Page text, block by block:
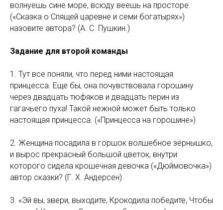
волнуешь сине море, всюду веешь на просторе.
(«Сказка о Спящей царевне и семи богатырях»)
назовите автора? (А. С. Пушкин.)
Задание для второй команды
1. Тут все поняли, что перед ними настоящая
принцесса. Еще бы, она почувствовала горошину
через двадцать тюфяков и двадцать перин из
гагачьего пуха! Такой нежной может быть только
настоящая принцесса. («Принцесса на горошине»)
2. Женщина посадила в горшок волшебное зёрнышко,
и вырос прекрасный большой цветок, внутри
которого сидела крошечная девочка («Дюймовочка»)
автор сказки? (Г. Х. Андерсен)
3. «Эй вы, звери, выходите, Крокодила победите, Чтобы